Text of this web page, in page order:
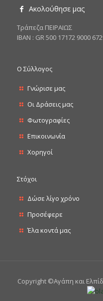
Ακολούθησε μας
Tράπεζα ΠΕΙΡΑΙΩΣ
ΙΒΑΝ : GR 500 17172 9000
Ο Σύλλογος
Γνώρισε μας
Οι Δράσεις μας
Φωτογραφίες
Επικοινωνία
Χορηγοί
Στόχοι
Δώσε λίγο χρόνο
Προσέφερε
Έλα κοντά μας
Copyright ©Αγάπη και